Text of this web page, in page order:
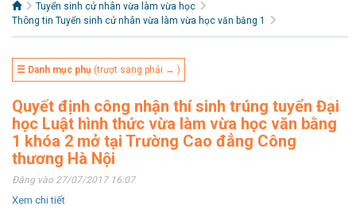
Tuyển sinh cử nhân vừa làm vừa học
Thông tin Tuyển sinh cử nhân vừa làm vừa học văn bằng 1
☰ Danh mục phụ (trượt sang phải → )
Quyết định công nhận thí sinh trúng tuyển Đại
học Luật hình thức vừa làm vừa học văn bằng
1 khóa 2 mở tại Trường Cao đẳng Công
thương Hà Nội
Đăng vào 27/07/2017 16:07
Xem chi tiết